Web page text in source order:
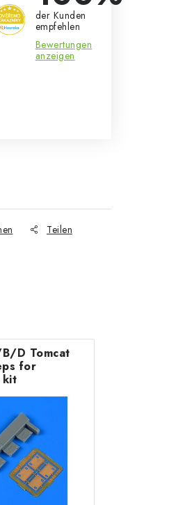
der Kunden
empfehlen
Bewertungen
anzeigen
Teilen
D Tomcat
for
kit